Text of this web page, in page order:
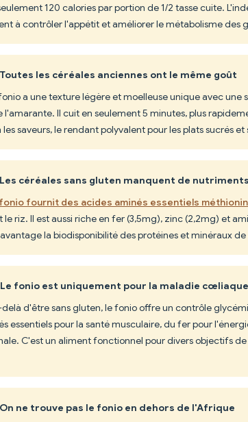
120 calories par portion de 1/2 tasse cuite.
à contrôler l'appétit et améliorer le métabolisme des
Toutes les céréales anciennes ont le même goût
a une texture légère et moelleuse unique avec une
l'amarante. Il cuit en seulement 5 minutes, plus
saveurs, le rendant polyvalent pour les plats sucrés et
Les céréales sans gluten manquent de nutriments
fournit des acides aminés essentiels
le riz. Il est aussi riche en fer (3,5mg), zinc (2,2mg) et
la biodisponibilité des protéines et minéraux
Le fonio est uniquement pour la maladie cœliaque
d'être sans gluten, le fonio offre un contrôle
essentiels pour la santé musculaire, du fer pour
C'est un aliment fonctionnel pour divers objectifs
On ne trouve pas le fonio en dehors de l'Afrique